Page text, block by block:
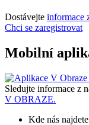
Dostávejte informace
Chci se zaregistrovat
Mobilní
Sledujte informace z
V OBRAZE.
Kde nás najdete